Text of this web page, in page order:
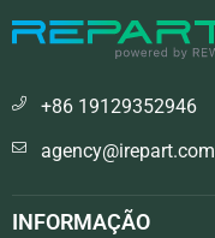
+86 19129352946
agency@irepart.com
INFORMAÇÃO